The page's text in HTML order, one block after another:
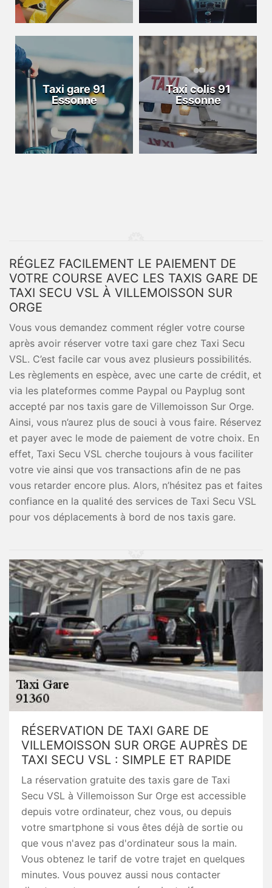
Taxi gare 91
Essonne
Taxi colis 91
Essonne
RÉGLEZ FACILEMENT LE PAIEMENT DE
VOTRE COURSE AVEC LES TAXIS GARE DE
TAXI SECU VSL À VILLEMOISSON SUR
ORGE
Vous vous demandez comment régler votre course
après avoir réserver votre taxi gare chez Taxi Secu
VSL. C’est facile car vous avez plusieurs possibilités.
Les règlements en espèce, avec une carte de crédit, et
via les plateformes comme Paypal ou Payplug sont
accepté par nos taxis gare de Villemoisson Sur Orge.
Ainsi, vous n’aurez plus de souci à vous faire. Réservez
et payer avec le mode de paiement de votre choix. En
effet, Taxi Secu VSL cherche toujours à vous faciliter
votre vie ainsi que vos transactions afin de ne pas
vous retarder encore plus. Alors, n’hésitez pas et faites
confiance en la qualité des services de Taxi Secu VSL
pour vos déplacements à bord de nos taxis gare.
RÉSERVATION DE TAXI GARE DE
VILLEMOISSON SUR ORGE AUPRÈS DE
TAXI SECU VSL : SIMPLE ET RAPIDE
La réservation gratuite des taxis gare de Taxi
Secu VSL à Villemoisson Sur Orge est accessible
depuis votre ordinateur, chez vous, ou depuis
votre smartphone si vous êtes déjà de sortie ou
que vous n'avez pas d'ordinateur sous la main.
Vous obtenez le tarif de votre trajet en quelques
minutes. Vous pouvez aussi nous contacter